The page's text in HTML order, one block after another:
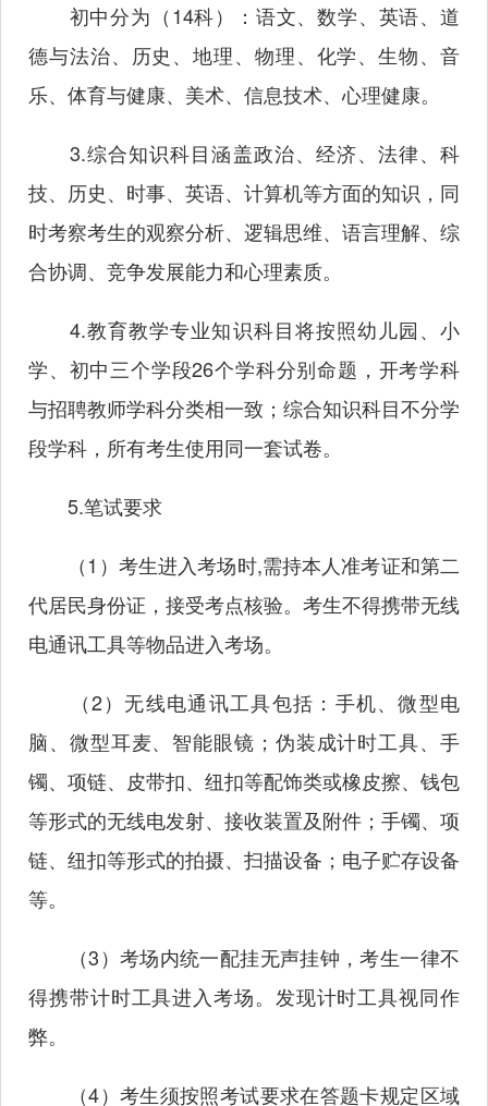
初中分为（14科）：语文、数学、英语、道
德与法治、历史、地理、物理、化学、生物、音
乐、体育与健康、美术、信息技术、心理健康。
3.综合知识科目涵盖政治、经济、法律、科
技、历史、时事、英语、计算机等方面的知识，同
时考察考生的观察分析、逻辑思维、语言理解、综
合协调、竞争发展能力和心理素质。
4.教育教学专业知识科目将按照幼儿园、小
学、初中三个学段26个学科分别命题，开考学科
与招聘教师学科分类相一致；综合知识科目不分学
段学科，所有考生使用同一套试卷。
5.笔试要求
（1）考生进入考场时,需持本人准考证和第二
代居民身份证，接受考点核验。考生不得携带无线
电通讯工具等物品进入考场。
（2）无线电通讯工具包括：手机、微型电
脑、微型耳麦、智能眼镜；伪装成计时工具、手
镯、项链、皮带扣、纽扣等配饰类或橡皮擦、钱包
等形式的无线电发射、接收装置及附件；手镯、项
链、纽扣等形式的拍摄、扫描设备；电子贮存设备
等。
（3）考场内统一配挂无声挂钟，考生一律不
得携带计时工具进入考场。发现计时工具视同作
弊。
（4）考生须按照考试要求在答题卡规定区域